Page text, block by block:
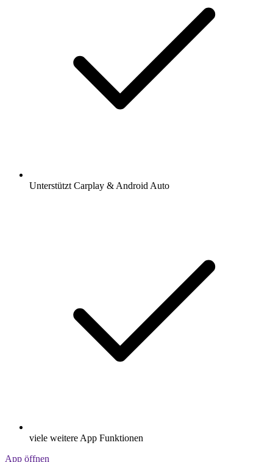
Unterstützt Carplay & Android Auto
viele weitere App Funktionen
App öffnen